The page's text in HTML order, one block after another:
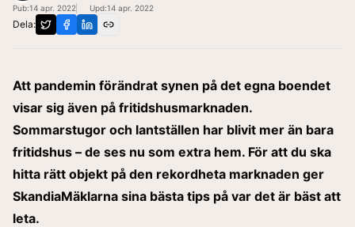
Pub:14 apr. 2022 Upd:14 apr. 2022
Dela:
Att pandemin förändrat synen på det egna boendet
visar sig även på fritidshusmarknaden.
Sommarstugor och lantställen har blivit mer än bara
fritidshus – de ses nu som extra hem. För att du ska
hitta rätt objekt på den rekordheta marknaden ger
SkandiaMäklarna sina bästa tips på var det är bäst att
leta.